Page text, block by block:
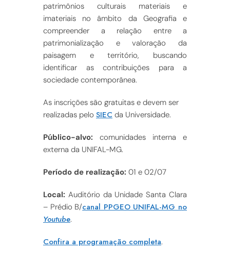
patrimônios culturais materiais e
imateriais no âmbito da Geografia e
compreender a relação entre a
patrimonialização e valoração da
paisagem e território, buscando
identificar as contribuições para a
sociedade contemporânea.
As inscrições são gratuitas e devem ser
realizadas pelo SIEC da Universidade.
Público-alvo: comunidades interna e
externa da UNIFAL-MG.
Período de realização: 01 e 02/07
Local: Auditório da Unidade Santa Clara
– Prédio B/canal PPGEO UNIFAL-MG no
Youtube.
Confira a programação completa.